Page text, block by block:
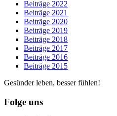
Beiträge 2022
Beiträge 2021
Beiträge 2020
Beiträge 2019
Beiträge 2018
Beiträge 2017
Beiträge 2016
Beiträge 2015
Gesünder leben, besser fühlen!
Folge uns